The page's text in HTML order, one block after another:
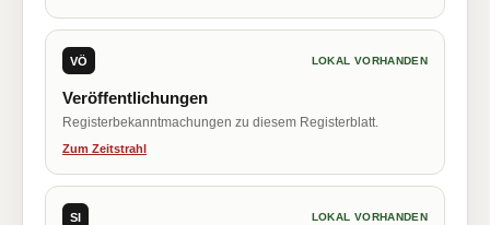
VÖ LOKAL VORHANDEN
Veröffentlichungen
Registerbekanntmachungen zu diesem Registerblatt.
Zum Zeitstrahl
SI LOKAL VORHANDEN